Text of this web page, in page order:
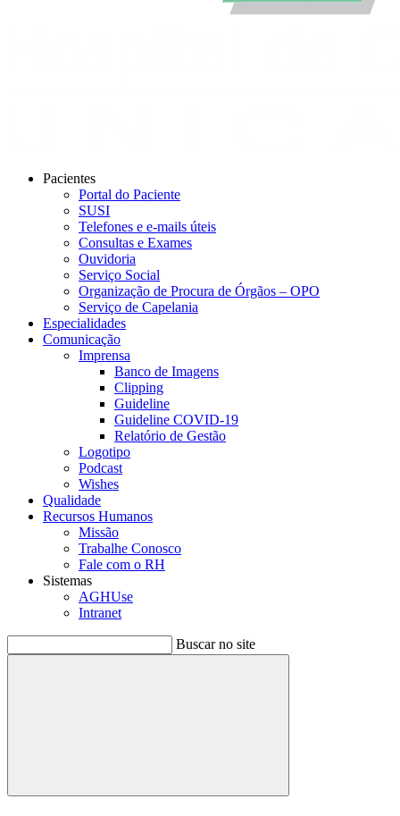
Pacientes
Portal do Paciente
SUSI
Telefones e e-mails úteis
Consultas e Exames
Ouvidoria
Serviço Social
Organização de Procura de Órgãos – OPO
Serviço de Capelania
Especialidades
Comunicação
Imprensa
Banco de Imagens
Clipping
Guideline
Guideline COVID-19
Relatório de Gestão
Logotipo
Podcast
Wishes
Qualidade
Recursos Humanos
Missão
Trabalhe Conosco
Fale com o RH
Sistemas
AGHUse
Intranet
Buscar no site
Buscar